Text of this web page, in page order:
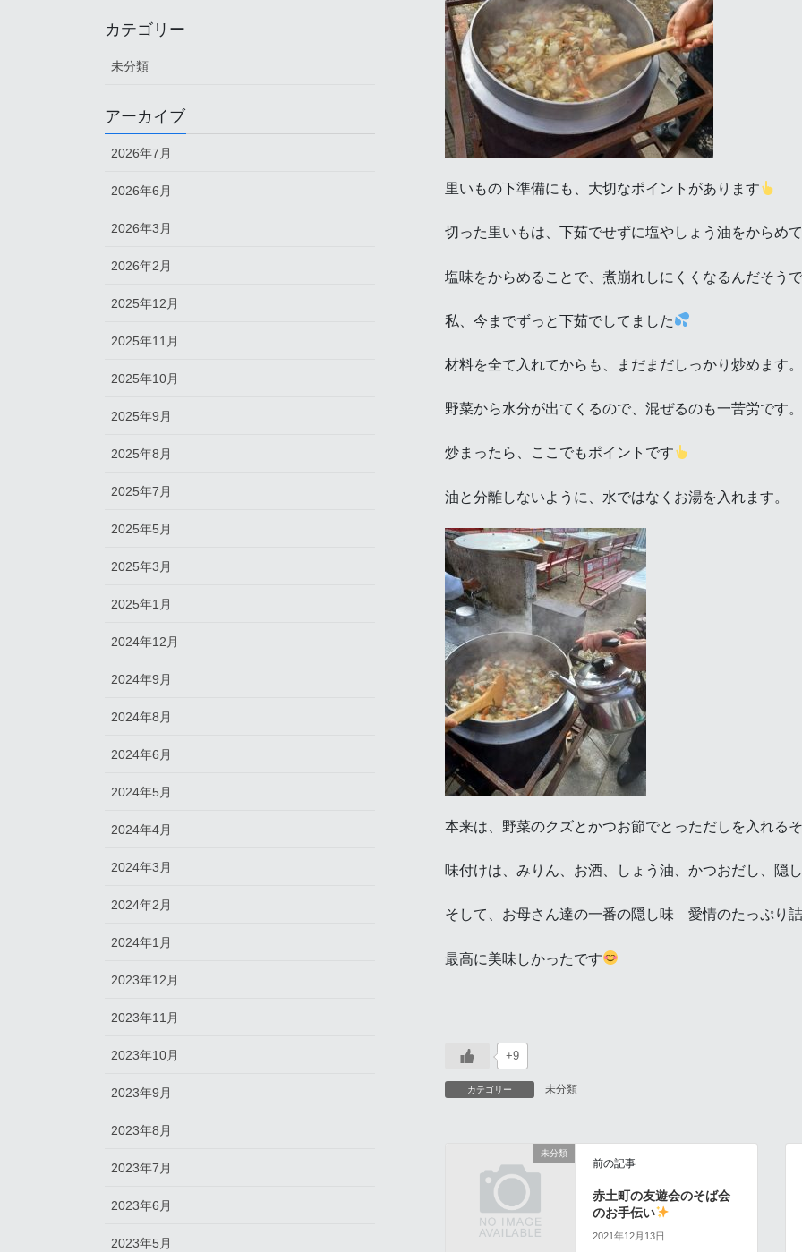
里いもの下準備にも、大切なポイントがあります
切った里いもは、下茹でせずに塩やしょう油をからめて
塩味をからめることで、煮崩れしにくくなるんだそうで
私、今までずっと下茹でしてました
材料を全て入れてからも、まだまだしっかり炒めます。
野菜から水分が出てくるので、混ぜるのも一苦労です。
炒まったら、ここでもポイントです
油と分離しないように、水ではなくお湯を入れます。
本来は、野菜のクズとかつお節でとっただしを入れるそ
味付けは、みりん、お酒、しょう油、かつおだし、隠
そして、お母さん達の一番の隠し味 愛情のたっぷり
最高に美味しかったです
+9
カテゴリー 未分類
未分類
前の記事
赤土町の友遊会のそば会
のお手伝い
2021年12月13日
カテゴリー
未分類
アーカイブ
2026年7月
2026年6月
2026年3月
2026年2月
2025年12月
2025年11月
2025年10月
2025年9月
2025年8月
2025年7月
2025年5月
2025年3月
2025年1月
2024年12月
2024年9月
2024年8月
2024年6月
2024年5月
2024年4月
2024年3月
2024年2月
2024年1月
2023年12月
2023年11月
2023年10月
2023年9月
2023年8月
2023年7月
2023年6月
2023年5月